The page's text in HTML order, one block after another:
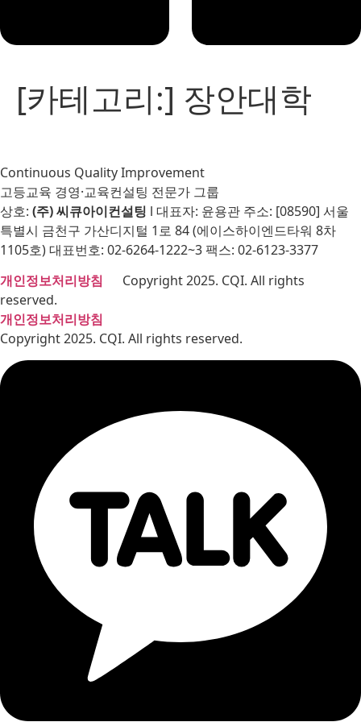
[카테고리:] 장안대학
Continuous Quality Improvement
고등교육 경영·교육컨설팅 전문가 그룹
상호: (주) 씨큐아이컨설팅 l 대표자: 윤용관 주소: [08590] 서울
특별시 금천구 가산디지털 1로 84 (에이스하이엔드타워 8차
1105호) 대표번호: 02-6264-1222~3 팩스: 02-6123-3377
개인정보처리방침 Copyright 2025. CQI. All rights
reserved.
개인정보처리방침
Copyright 2025. CQI. All rights reserved.